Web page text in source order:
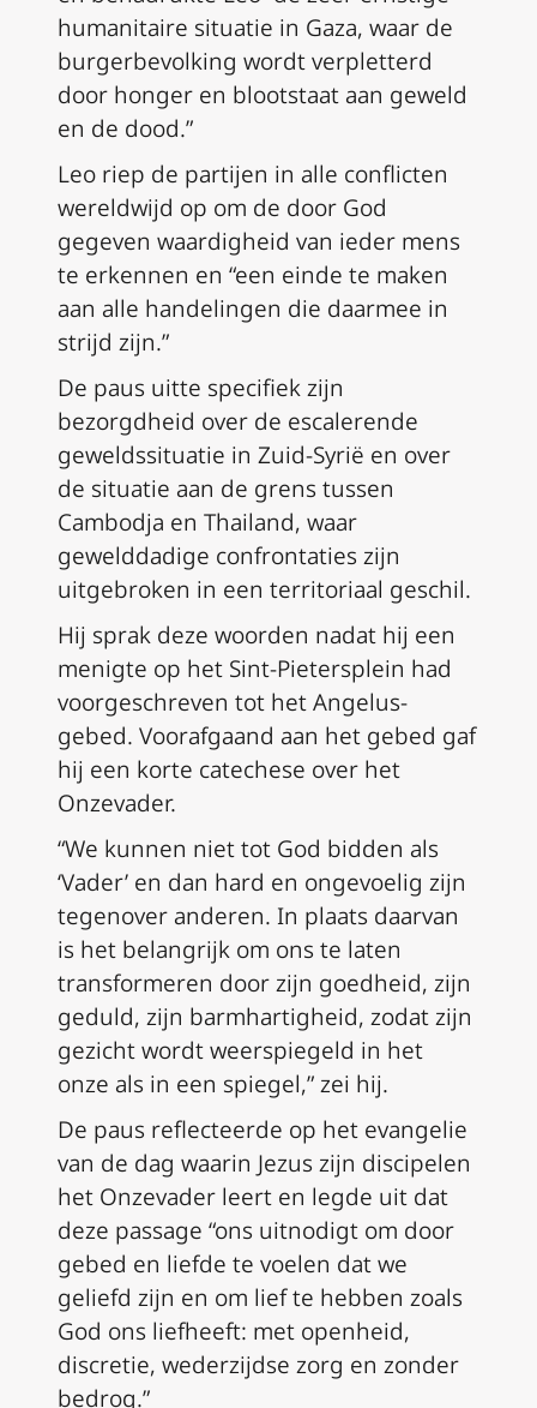
humanitaire situatie in Gaza, waar de
burgerbevolking wordt verpletterd
door honger en blootstaat aan geweld
en de dood.”
Leo riep de partijen in alle conflicten
wereldwijd op om de door God
gegeven waardigheid van ieder mens
te erkennen en “een einde te maken
aan alle handelingen die daarmee in
strijd zijn.”
De paus uitte specifiek zijn
bezorgdheid over de escalerende
geweldssituatie in Zuid-Syrië en over
de situatie aan de grens tussen
Cambodja en Thailand, waar
gewelddadige confrontaties zijn
uitgebroken in een territoriaal geschil.
Hij sprak deze woorden nadat hij een
menigte op het Sint-Pietersplein had
voorgeschreven tot het Angelus-
gebed. Voorafgaand aan het gebed gaf
hij een korte catechese over het
Onzevader.
“We kunnen niet tot God bidden als
‘Vader’ en dan hard en ongevoelig zijn
tegenover anderen. In plaats daarvan
is het belangrijk om ons te laten
transformeren door zijn goedheid, zijn
geduld, zijn barmhartigheid, zodat zijn
gezicht wordt weerspiegeld in het
onze als in een spiegel,” zei hij.
De paus reflecteerde op het evangelie
van de dag waarin Jezus zijn discipelen
het Onzevader leert en legde uit dat
deze passage “ons uitnodigt om door
gebed en liefde te voelen dat we
geliefd zijn en om lief te hebben zoals
God ons liefheeft: met openheid,
discretie, wederzijdse zorg en zonder
bedrog.”